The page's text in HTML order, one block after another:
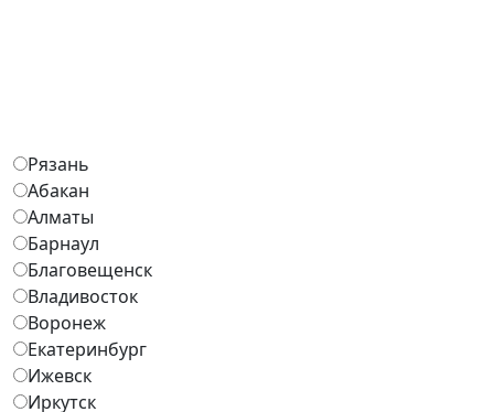
Рязань
Абакан
Алматы
Барнаул
Благовещенск
Владивосток
Воронеж
Екатеринбург
Ижевск
Иркутск